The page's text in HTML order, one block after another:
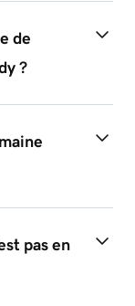
de
?
pas en